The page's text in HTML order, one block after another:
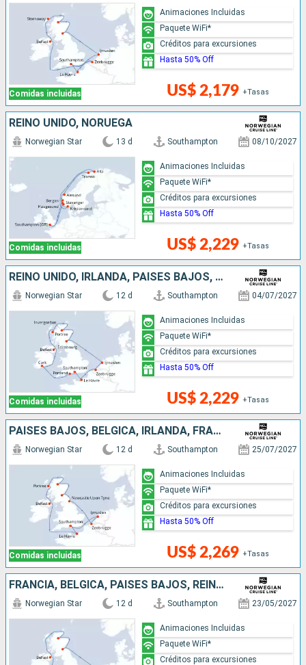
Comidas incluidas US$ 2,179 +Tasas
Animaciones Incluidas
Paquete WiFi*
Créditos para excursiones
Hasta 50% Off
REINO UNIDO, NORUEGA
Comidas incluidas
Norwegian Star 13 d Southampton 08/10/2027
US$ 2,229 +Tasas
Animaciones Incluidas
Paquete WiFi*
Créditos para excursiones
Hasta 50% Off
REINO UNIDO, IRLANDA, PAISES BAJOS, BÉLGICA, FRANCIA
Comidas incluidas
Norwegian Star 12 d Southampton 04/07/2027
US$ 2,229 +Tasas
Animaciones Incluidas
Paquete WiFi*
Créditos para excursiones
Hasta 50% Off
PAISES BAJOS, BÉLGICA, IRLANDA, FRANCIA, REINO UNIDO
Comidas incluidas
Norwegian Star 12 d Southampton 25/07/2027
US$ 2,269 +Tasas
Animaciones Incluidas
Paquete WiFi*
Créditos para excursiones
Hasta 50% Off
FRANCIA, BÉLGICA, PAISES BAJOS, REINO UNIDO, IRLANDA
Norwegian Star 12 d Southampton 23/05/2027
Animaciones Incluidas
Paquete WiFi*
Créditos para excursiones